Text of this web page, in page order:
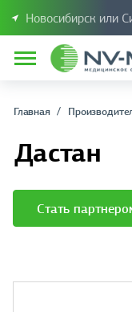
Новосибирск или
Главная
Дастан
Стать